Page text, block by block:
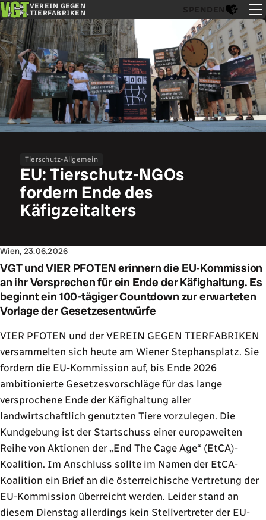
VEREIN GEGEN
TIERFABRIKEN
SPENDEN
Tierschutz-Allgemein
EU: Tierschutz-NGOs
fordern Ende des
Käfigzeitalters
Wien, 23.06.2026
VGT und VIER PFOTEN erinnern die EU-Kommission
an ihr Versprechen für ein Ende der Käfighaltung. Es
beginnt ein 100-tägiger Countdown zur erwarteten
Vorlage der Gesetzesentwürfe
VIER PFOTEN und der VEREIN GEGEN TIERFABRIKEN
versammelten sich heute am Wiener Stephansplatz. Sie
fordern die EU-Kommission auf, bis Ende 2026
ambitionierte Gesetzesvorschläge für das lange
versprochene Ende der Käfighaltung aller
landwirtschaftlich genutzten Tiere vorzulegen. Die
Kundgebung ist der Startschuss einer europaweiten
Reihe von Aktionen der „End The Cage Age“ (EtCA)-
Koalition. Im Anschluss sollte im Namen der EtCA-
Koalition ein Brief an die österreichische Vertretung der
EU-Kommission überreicht werden. Leider stand an
diesem Dienstag allerdings kein Stellvertreter der EU-